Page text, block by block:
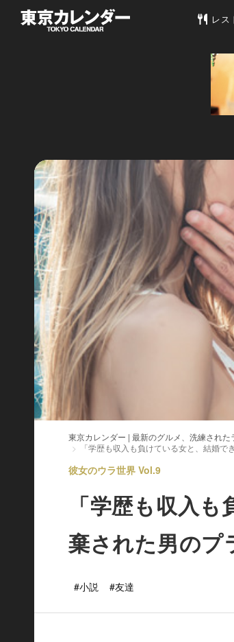
東京カ
レス
東京カレンダー | 最新のグルメ、洗練された
「学歴も収入も負けている女と、結婚
彼女のウラ世界 Vol.9
「学歴も収入
棄された男のプ
#小説 #友達